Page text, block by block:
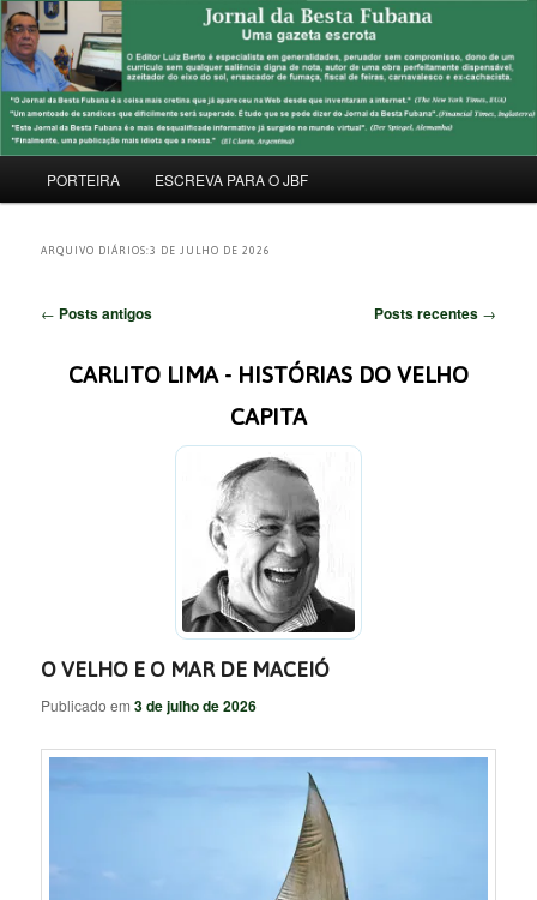
Pular
para
o
conteúdo
principal
Pular
para
o
conteúdo
secundárioJORNAL DA BESTA FUBANA
Uma Gazeta Escrota
principal
PORTEIRA ESCREVA PARA O JBF
ARQUIVO DIÁRIOS:3 DE JULHO DE 2026
Navegação
posts
← Posts antigos Posts recentes →
CARLITO LIMA - HISTÓRIAS DO VELHO
CAPITA
O VELHO E O MAR DE MACEIÓ
Publicado em3 de julho de 2026